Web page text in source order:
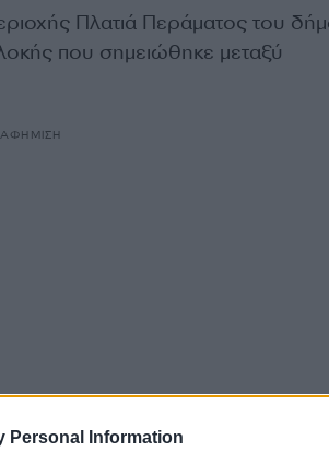
Personal Information
Πλατιά Περάματος του
που σημειώθηκε μεταξύ